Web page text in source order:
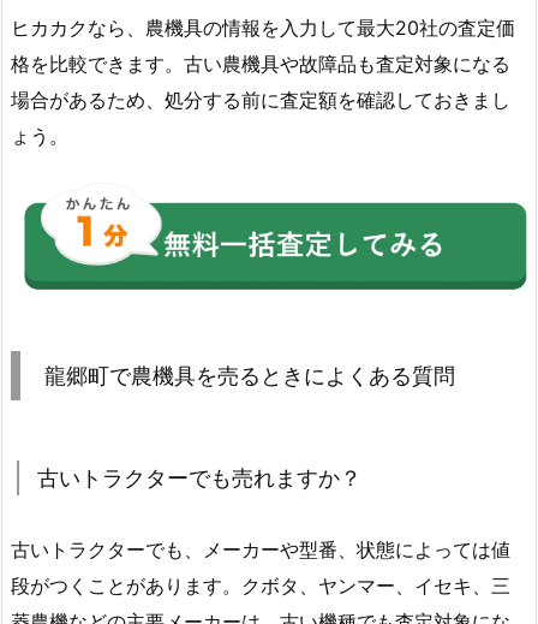
ヒカカクなら、農機具の情報を入力して最大20社の査定価
格を比較できます。古い農機具や故障品も査定対象になる
場合があるため、処分する前に査定額を確認しておきまし
ょう。
龍郷町で農機具を売るときによくある質問
古いトラクターでも売れますか？
古いトラクターでも、メーカーや型番、状態によっては値
段がつくことがあります。クボタ、ヤンマー、イセキ、三